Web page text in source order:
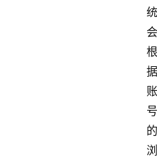
统
会
根
据
账
号
的
浏